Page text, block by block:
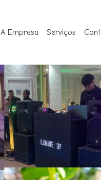
A Empresa Serviços